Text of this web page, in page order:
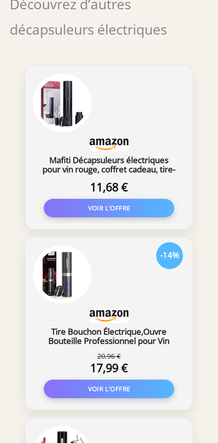
facile de l’emporter lors de fêtes, dîners,
Découvrez d’autres
décapsuleurs électriques
Mafiti Décapsuleurs électriques
pour vin rouge, coffret cadeau, tire-
bouchon à vide, aérateur de vin, bec
verseur pour Noël, Saint-Valentin,
fête des pères (3 en 2)
11,68 €
Tire Bouchon Électrique,Ouvre
Bouteille Professionnel pour Vin
avec Coupe-Capsule,pour la maison,
le restaurant, les fêtes, comme
cadeau pour la famille
20,96 €
17,99 €
-14%